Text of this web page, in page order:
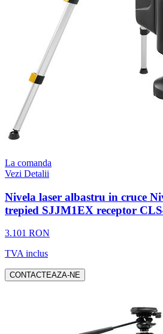
La comanda
Vezi Detalii
Nivela laser albastru in cruce
trepied SJJM1EX receptor
3.101 RON
TVA inclus
CONTACTEAZA-NE